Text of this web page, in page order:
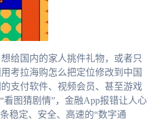
给国内的家人挑件礼物，或者只
考拉海购怎么把定位修改到中国
支付软件、视频会员、甚至游戏
图猜剧情”，金融App报错让人心
稳定、安全、高速的“数字通